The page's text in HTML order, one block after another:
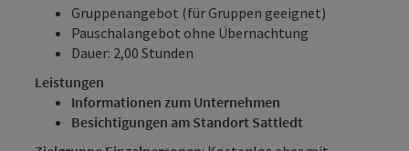
Gruppenangebot (für Gruppen geeignet)
Pauschalangebot ohne Übernachtung
Dauer: 2,00 Stunden
Leistungen
Informationen zum Unternehmen
Besichtigungen am Standort Sattledt